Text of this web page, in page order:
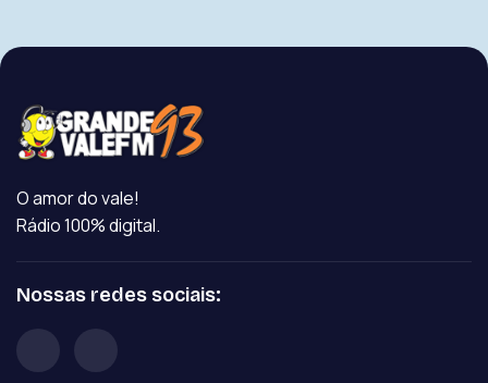
O amor do vale!
Rádio 100% digital.
Nossas redes sociais: